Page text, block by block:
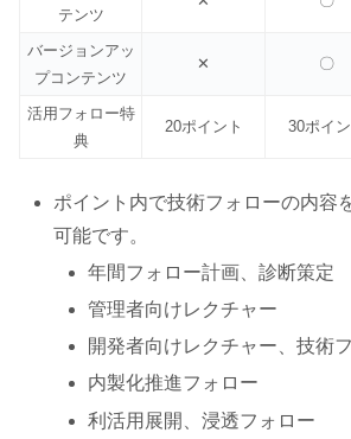
テンツ
バージョンアッ
プコンテンツ
✕ 〇
活用フォロー特
典
20ポイント 30ポイン
ポイント内で技術フォローの内容
可能です。
年間フォロー計画、診断策定
管理者向けレクチャー
開発者向けレクチャー、技術
内製化推進フォロー
利活用展開、浸透フォロー